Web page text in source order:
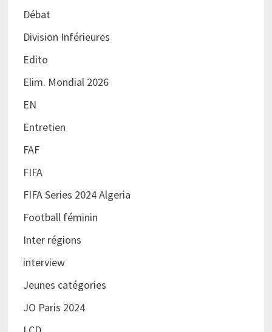
Débat
Division Inférieures
Edito
Elim. Mondial 2026
EN
Entretien
FAF
FIFA
FIFA Series 2024 Algeria
Football féminin
Inter régions
interview
Jeunes catégories
JO Paris 2024